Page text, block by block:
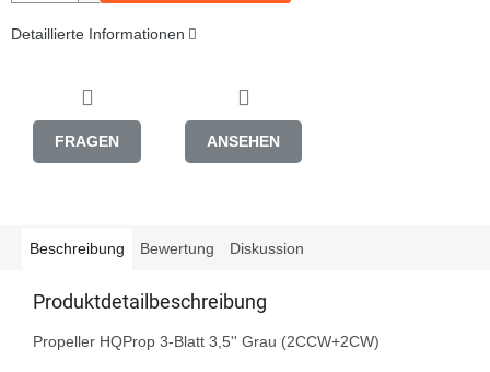
Detaillierte Informationen
FRAGEN ANSEHEN
Beschreibung Bewertung Diskussion
Produktdetailbeschreibung
Propeller HQProp 3-Blatt 3,5'' Grau (2CCW+2CW)